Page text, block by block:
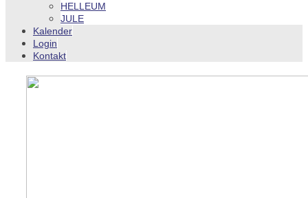
HELLEUM
JULE
Kalender
Login
Kontakt